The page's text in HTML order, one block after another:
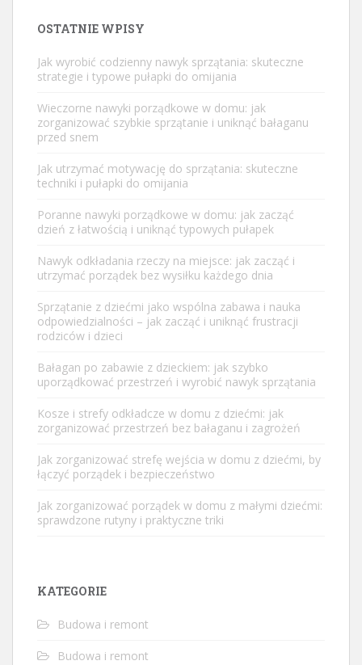
OSTATNIE WPISY
Jak wyrobić codzienny nawyk sprzątania: skuteczne
strategie i typowe pułapki do omijania
Wieczorne nawyki porządkowe w domu: jak
zorganizować szybkie sprzątanie i uniknąć bałaganu
przed snem
Jak utrzymać motywację do sprzątania: skuteczne
techniki i pułapki do omijania
Poranne nawyki porządkowe w domu: jak zacząć
dzień z łatwością i uniknąć typowych pułapek
Nawyk odkładania rzeczy na miejsce: jak zacząć i
utrzymać porządek bez wysiłku każdego dnia
Sprzątanie z dziećmi jako wspólna zabawa i nauka
odpowiedzialności – jak zacząć i uniknąć frustracji
rodziców i dzieci
Bałagan po zabawie z dzieckiem: jak szybko
uporządkować przestrzeń i wyrobić nawyk sprzątania
Kosze i strefy odkładcze w domu z dziećmi: jak
zorganizować przestrzeń bez bałaganu i zagrożeń
Jak zorganizować strefę wejścia w domu z dziećmi, by
łączyć porządek i bezpieczeństwo
Jak zorganizować porządek w domu z małymi dziećmi:
sprawdzone rutyny i praktyczne triki
KATEGORIE
Budowa i remont
Budowa i remont